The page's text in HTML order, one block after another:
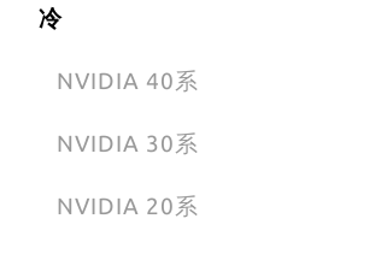
冷
NVIDIA 40系
NVIDIA 30系
NVIDIA 20系